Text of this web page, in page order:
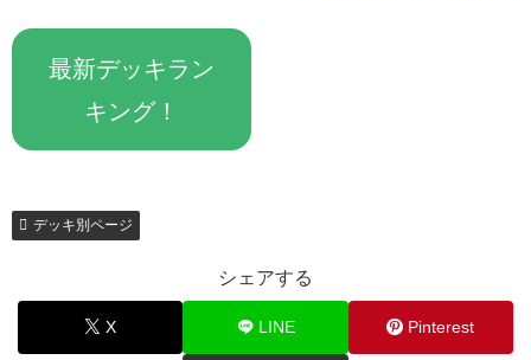
最新デッキラン
キング！
デッキ別ページ
シェアする
X LINE Pinterest